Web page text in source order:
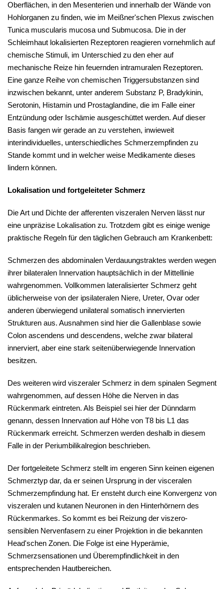
Oberflächen, in den Mesenterien und innerhalb der Wände von
Hohlorganen zu finden, wie im Meißner'schen Plexus zwischen
Tunica muscularis mucosa und Submucosa. Die in der
Schleimhaut lokalisierten Rezeptoren reagieren vornehmlich auf
chemische Stimuli, im Unterschied zu den eher auf
mechanische Reize hin feuernden intramuralen Rezeptoren.
Eine ganze Reihe von chemischen Triggersubstanzen sind
inzwischen bekannt, unter anderem Substanz P, Bradykinin,
Serotonin, Histamin und Prostaglandine, die im Falle einer
Entzündung oder Ischämie ausgeschüttet werden. Auf dieser
Basis fangen wir gerade an zu verstehen, inwieweit
interindividuelles, unterschiedliches Schmerzempfinden zu
Stande kommt und in welcher weise Medikamente dieses
lindern können.
Lokalisation und fortgeleiteter Schmerz
Die Art und Dichte der afferenten viszeralen Nerven lässt nur
eine unpräzise Lokalisation zu. Trotzdem gibt es einige wenige
praktische Regeln für den täglichen Gebrauch am Krankenbett:
Schmerzen des abdominalen Verdauungstraktes werden wegen
ihrer bilateralen Innervation hauptsächlich in der Mittellinie
wahrgenommen. Vollkommen lateralisierter Schmerz geht
üblicherweise von der ipsilateralen Niere, Ureter, Ovar oder
anderen überwiegend unilateral somatisch innervierten
Strukturen aus. Ausnahmen sind hier die Gallenblase sowie
Colon ascendens und descendens, welche zwar bilateral
innerviert, aber eine stark seitenüberwiegende Innervation
besitzen.
Des weiteren wird viszeraler Schmerz in dem spinalen Segment
wahrgenommen, auf dessen Höhe die Nerven in das
Rückenmark eintreten. Als Beispiel sei hier der Dünndarm
genann, dessen Innervation auf Höhe von T8 bis L1 das
Rückenmark erreicht. Schmerzen werden deshalb in diesem
Falle in der Periumbilikalregion beschrieben.
Der fortgeleitete Schmerz stellt im engeren Sinn keinen eigenen
Schmerztyp dar, da er seinen Ursprung in der visceralen
Schmerzempfindung hat. Er ensteht durch eine Konvergenz von
viszeralen und kutanen Neuronen in den Hinterhörnern des
Rückenmarkes. So kommt es bei Reizung der viszero-
sensiblen Nervenfasern zu einer Projektion in die bekannten
Head'schen Zonen. Die Folge ist eine Hyperämie,
Schmerzsensationen und Überempfindlichkeit in den
entsprechenden Hautbereichen.